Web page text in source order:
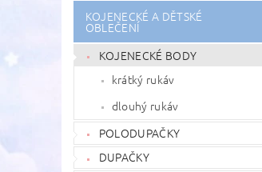
KOJENECKÉ A DĚTSKÉ
OBLEČENÍ
KOJENECKÉ BODY
krátký rukáv
dlouhý rukáv
POLODUPAČKY
DUPAČKY